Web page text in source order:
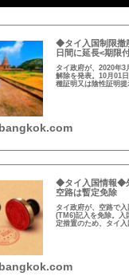
◆タイ入国制限
日間に延長<期限
タイ政府が、2020年3
解除を発表。10月01
種証明又は陰性証明
◆タイ入国情報◆
空路は暫定免除
タイ政府が、空路で
(TM6)記入を免除。入
定措置のため、タイ